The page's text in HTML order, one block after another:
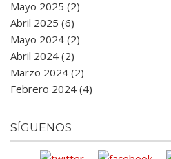
Mayo 2025 (2)
Abril 2025 (6)
Mayo 2024 (2)
Abril 2024 (2)
Marzo 2024 (2)
Febrero 2024 (4)
SÍGUENOS